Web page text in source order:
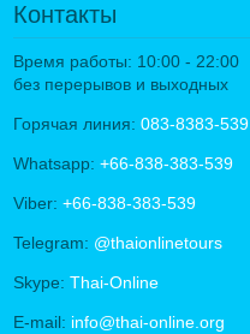
Контакты
Время работы: 10:00 - 22:00
без перерывов и выходных
Горячая линия: 083-8383-539
Whatsapp: +66-838-383-539
Viber: +66-838-383-539
Telegram: @thaionlinetours
Skype: Thai-Online
E-mail: info@thai-online.org